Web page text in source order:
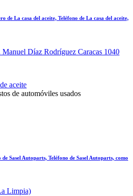
de La casa del aceite, Teléfono de La casa del aceite,
Manuel Díaz Rodríguez Caracas 1040
aceite
de automóviles usados
Sasel Autoparts, Teléfono de Sasel Autoparts, como
Limpia)